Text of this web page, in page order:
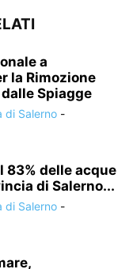
a
la Rimozione
Spiagge
di Salerno -
83% delle acque
di Salerno...
di Salerno -